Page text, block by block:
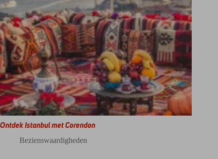
Ontdek Istanbul met Corendon
Bezienswaardigheden